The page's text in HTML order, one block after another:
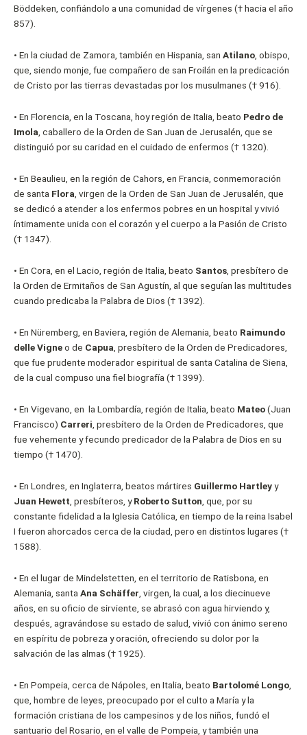
Böddeken, confiándolo a una comunidad de vírgenes († hacia el año
857).
• En la ciudad de Zamora, también en Hispania, san Atilano, obispo,
que, siendo monje, fue compañero de san Froilán en la predicación
de Cristo por las tierras devastadas por los musulmanes († 916).
• En Florencia, en la Toscana, hoy región de Italia, beato Pedro de
Imola, caballero de la Orden de San Juan de Jerusalén, que se
distinguió por su caridad en el cuidado de enfermos († 1320).
• En Beaulieu, en la región de Cahors, en Francia, conmemoración
de santa Flora, virgen de la Orden de San Juan de Jerusalén, que
se dedicó a atender a los enfermos pobres en un hospital y vivió
íntimamente unida con el corazón y el cuerpo a la Pasión de Cristo
(† 1347).
• En Cora, en el Lacio, región de Italia, beato Santos , presbítero de
la Orden de Ermitaños de San Agustín, al que seguían las multitudes
cuando predicaba la Palabra de Dios († 1392).
• En Nüremberg, en Baviera, región de Alemania, beato Raimundo
delle Vigneo de Capua , presbítero de la Orden de Predicadores,
que fue prudente moderador espiritual de santa Catalina de Siena,
de la cual compuso una fiel biografía († 1399).
• En Vigevano, en la Lombardía, región de Italia, beato Mateo(Juan
Francisco) Carreri , presbítero de la Orden de Predicadores, que
fue vehemente y fecundo predicador de la Palabra de Dios en su
tiempo († 1470).
• En Londres, en Inglaterra, beatos mártires Guillermo Hartleyy
Juan Hewett , presbíteros, yRoberto Sutton , que, por su
constante fidelidad a la Iglesia Católica, en tiempo de la reina Isabel
I fueron ahorcados cerca de la ciudad, pero en distintos lugares (†
1588).
• En el lugar de Mindelstetten, en el territorio de Ratisbona, en
Alemania, santa Ana Schäffer , virgen, la cual, a los diecinueve
años, en su oficio de sirviente, se abrasó con agua hirviendo y,
después, agravándose su estado de salud, vivió con ánimo sereno
en espíritu de pobreza y oración, ofreciendo su dolor por la
salvación de las almas († 1925).
• En Pompeia, cerca de Nápoles, en Italia, beato Bartolomé Longo
que, hombre de leyes, preocupado por el culto a María y la
formación cristiana de los campesinos y de los niños, fundó el
santuario del Rosario, en el valle de Pompeia, y también una